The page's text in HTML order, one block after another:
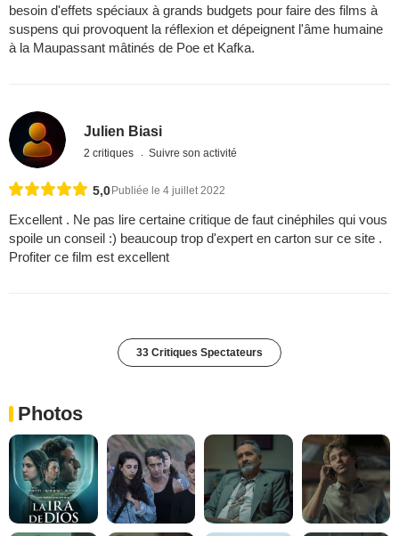
besoin d'effets spéciaux à grands budgets pour faire des films à
suspens qui provoquent la réflexion et dépeignent l'âme humaine
à la Maupassant mâtinés de Poe et Kafka.
Julien Biasi
2 critiques Suivre son activité
5,0 Publiée le 4 juillet 2022
Excellent . Ne pas lire certaine critique de faut cinéphiles qui vous
spoile un conseil :) beaucoup trop d'expert en carton sur ce site .
Profiter ce film est excellent
33 Critiques Spectateurs
Photos